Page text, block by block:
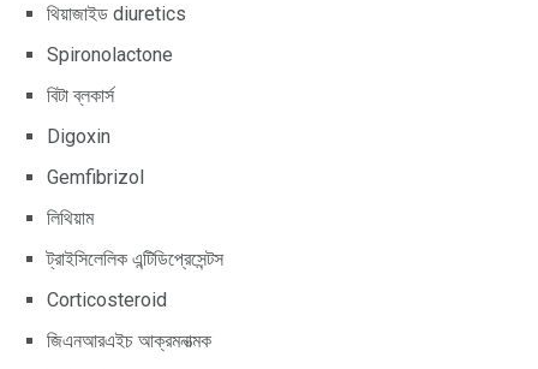
থিয়াজাইড diuretics
Spironolactone
বিটা ব্লকার্স
Digoxin
Gemfibrizol
লিথিয়াম
ট্রাইসিলেলিক এন্টিডিপ্রেসেন্টস
Corticosteroid
জিএনআরএইচ আক্রমনাত্মক